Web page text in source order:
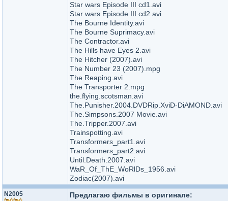
Star wars Episode III cd1.avi
Star wars Episode III cd2.avi
The Bourne Identity.avi
The Bourne Suprimacy.avi
The Contractor.avi
The Hills have Eyes 2.avi
The Hitcher (2007).avi
The Number 23 (2007).mpg
The Reaping.avi
The Transporter 2.mpg
the.flying.scotsman.avi
The.Punisher.2004.DVDRip.XviD-DiAMOND.avi
The.Simpsons.2007 Movie.avi
The.Tripper.2007.avi
Trainspotting.avi
Transformers_part1.avi
Transformers_part2.avi
Until.Death.2007.avi
WaR_Of_ThE_WoRlDs_1956.avi
Zodiac(2007).avi
N2005 Предлагаю фильмы в оригинале: